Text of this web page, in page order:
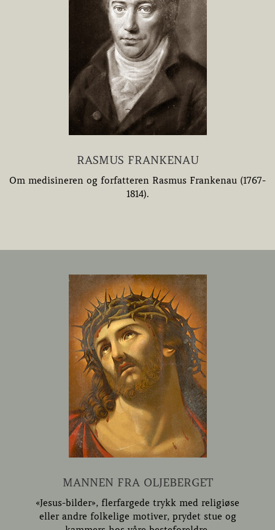
RASMUS FRANKENAU
Om medisineren og forfatteren Rasmus Frankenau (1767-
1814).
MANNEN FRA OLJEBERGET
«Jesus-bilder», flerfargede trykk med religiøse
eller andre folkelige motiver, prydet stue og